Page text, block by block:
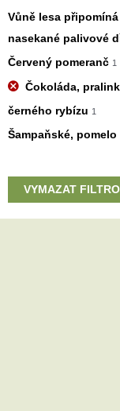
Vůně lesa
nasekané palivové
Červený pomeranč 1
Čokoláda,
černého rybízu 1
Šampaňské, pomelo
VYMAZAT